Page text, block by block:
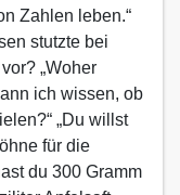
Zahlen leben.“
stutzte bei
„Woher
ich wissen, ob
„Du willst
für die
du 300 Gramm